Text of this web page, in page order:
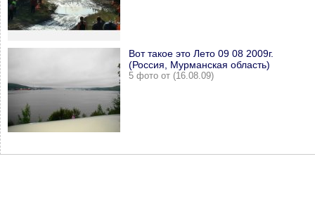
Вот такое это Лето 09 08 2009г.
(Россия, Мурманская область)
5 фото от (16.08.09)